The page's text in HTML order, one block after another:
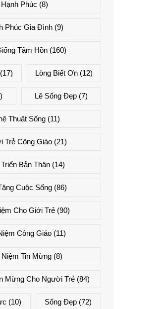
Hạnh Phúc (8)
Phúc Gia Đình(9)
Tâm Hồn(160)
(17) Lòng Biết Ơn(12)
Lẽ Sống Đẹp(7)
Thuật Sống(11)
Trẻ Công Giáo(21)
Bản Thân(14)
Cuộc Sống (86)
Cho Giới Trẻ(90)
Công Giáo (11)
Niệm Tin Mừng(8)
Mừng Cho Người Trẻ(84)
(10) Sống Đẹp (72)